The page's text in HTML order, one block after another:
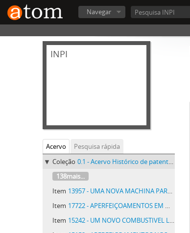
Navegar
INPI
Acervo
Pesquisa rápida
Coleção 0.1 - Acervo Histórico de patentes do INPI - Acervo Histórico de patentes do INPI
138mais...
Item 13957 - UMA NOVA MACHINA PARA FABRICAR CIGARROS
Item 17722 - APERFEIÇOAMENTOS EM MACHINA E PARA EXPANDIR CHAPA METALLICA
Item 15242 - UM NOVO COMBUSTIVEL LIQUIDO PARA MOTORES A EXPLOSÃO E PROCESSO INDUSTRIAL PARA A SUA FABRICAÇÃO